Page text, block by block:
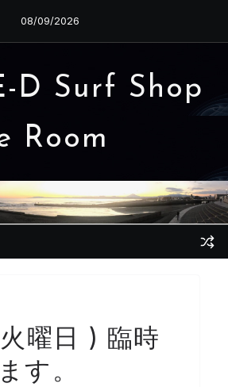
08/09/2026
D Surf Shop
Room
曜日 ) 臨時
す。